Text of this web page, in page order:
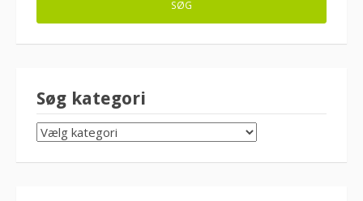
Søg kategori
SØG
KATEGORI